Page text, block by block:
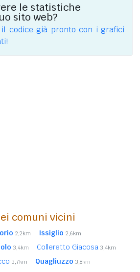
le statistiche
sito web?
codice già pronto con i grafici
comuni vicini
2,2km Issiglio 2,6km
3,4km Colleretto Giacosa 3,4km
3,7km Quagliuzzo 3,8km